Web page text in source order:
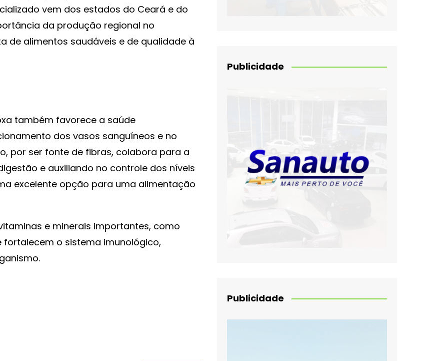
vem dos estados do Ceará e do
da produção regional no
de alimentos saudáveis e de qualidade à
também favorece a saúde
dos vasos sanguíneos e no
por ser fonte de fibras, colabora para a
e auxiliando no controle dos níveis
excelente opção para uma alimentação
e minerais importantes, como
o sistema imunológico,
Publicidade
Publicidade